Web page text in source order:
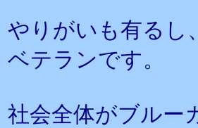
やりがいも有るし
ベテランです。
社会全体がブルー